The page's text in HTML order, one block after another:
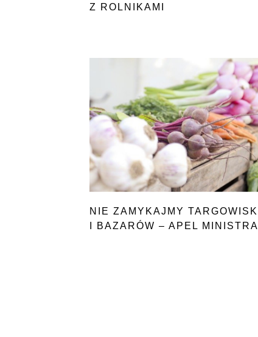
Z ROLNIKAMI
NIE ZAMYKAJMY TARGOWISK
I BAZARÓW – APEL MINISTRA